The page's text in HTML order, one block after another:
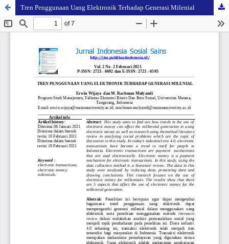
Tren Penggunaan Uang Elektronik Terhadap Generasi Milenial